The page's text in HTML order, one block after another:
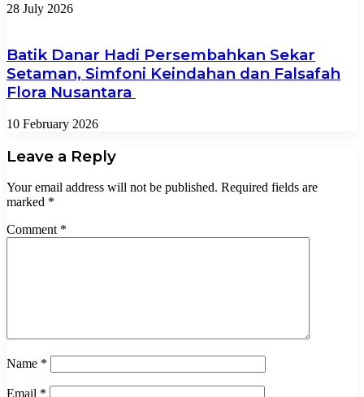
28 July 2026
Batik Danar Hadi Persembahkan Sekar
Setaman, Simfoni Keindahan dan Falsafah
Flora Nusantara
10 February 2026
Leave a Reply
Your email address will not be published. Required fields are
marked *
Comment *
Name *
Email *